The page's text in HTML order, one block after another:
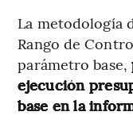
La metodología
Rango de
parámetro base,
ejecución
base en la